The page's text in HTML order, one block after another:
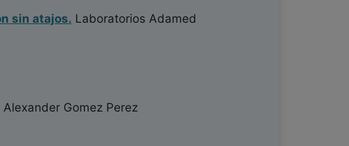
sin atajos. Laboratorios Adamed
Alexander Gomez Perez